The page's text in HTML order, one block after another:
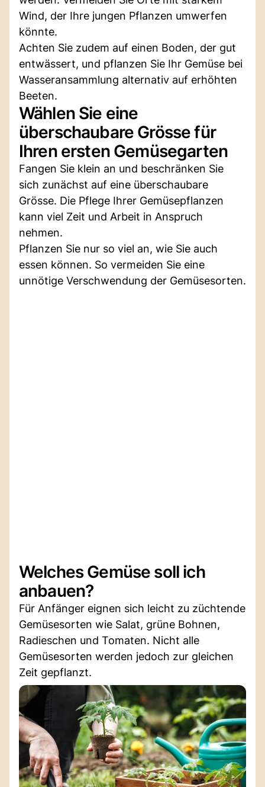
Wind, der Ihre jungen Pflanzen umwerfen
könnte.
Achten Sie zudem auf einen Boden, der gut
entwässert, und pflanzen Sie Ihr Gemüse bei
Wasseransammlung alternativ auf erhöhten
Beeten.
Wählen Sie eine
überschaubare Grösse für
Ihren ersten Gemüsegarten
Fangen Sie klein an und beschränken Sie
sich zunächst auf eine überschaubare
Grösse. Die Pflege Ihrer Gemüsepflanzen
kann viel Zeit und Arbeit in Anspruch
nehmen.
Pflanzen Sie nur so viel an, wie Sie auch
essen können. So vermeiden Sie eine
unnötige Verschwendung der Gemüsesorten.
Welches Gemüse soll ich
anbauen?
Für Anfänger eignen sich leicht zu züchtende
Gemüsesorten wie Salat, grüne Bohnen,
Radieschen und Tomaten. Nicht alle
Gemüsesorten werden jedoch zur gleichen
Zeit gepflanzt.